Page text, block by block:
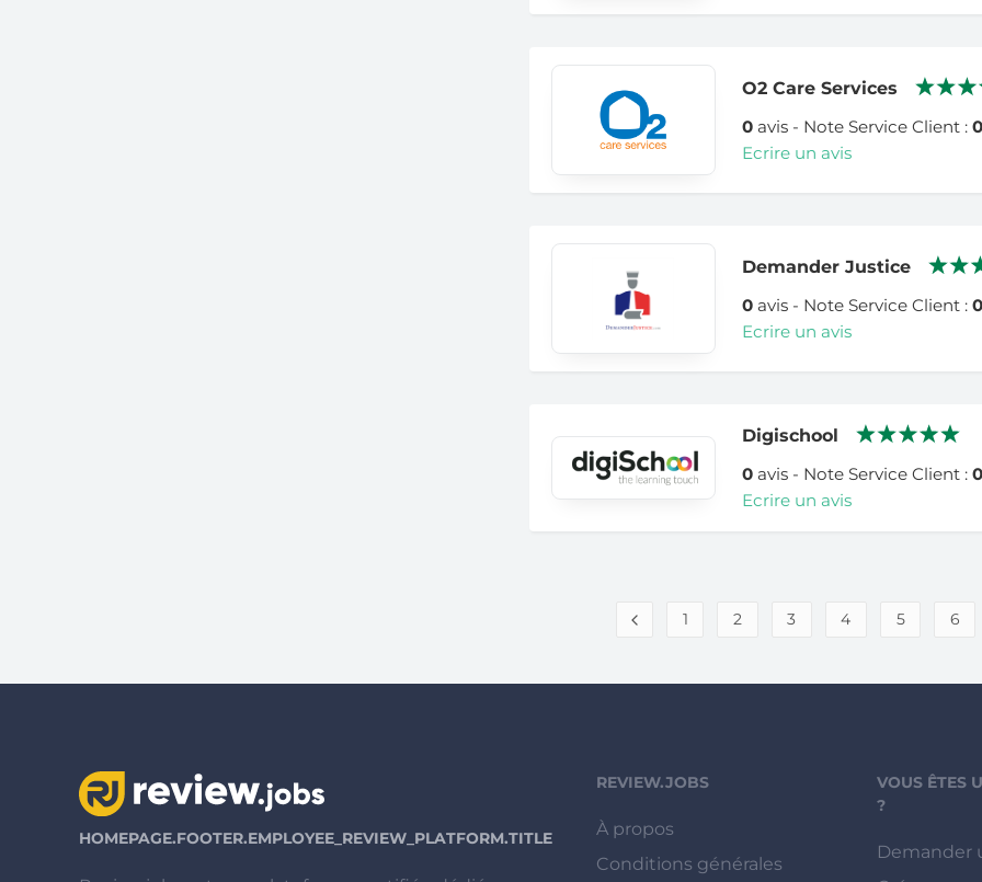
O2 Care Services
0avis - Note Service Client : 0
Ecrire un avis
Demander Justice
0avis - Note Service Client : 0
Ecrire un avis
Digischool
0avis - Note Service Client : 0
Ecrire un avis
1 2 3 4 5 6
HOMEPAGE.FOOTER.EMPLOYEE_REVIEW_PLATFORM.TITLE
REVIEW.JOBS
À propos
Conditions générales
VOUS ÊTES
?
Demander